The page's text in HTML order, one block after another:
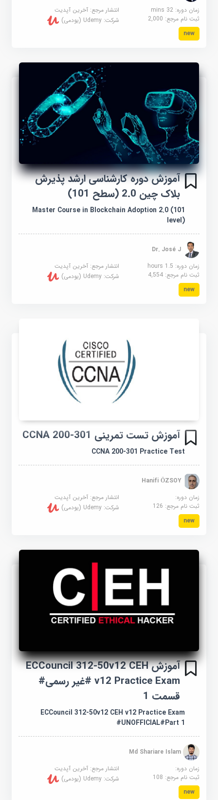
زمان دوره: 32 mins
انتشار مرجع:آخرین آپدیت
ثبت نام مرجع:2,000 شرکت:Udemy (یودمی)
new
آموزش دوره کارشناسی ارشد پذیرش
بلاک چین 2.0 (سطح 101)
Master Course in Blockchain Adoption 2.0 (101
level)
Dr. José J
زمان دوره: 1.5 hours
انتشار مرجع:آخرین آپدیت
ثبت نام مرجع:4,554 شرکت:Udemy (یودمی)
new
آموزش تست تمرینی CCNA 200-301
CCNA 200-301 Practice Test
Hanifi ÖZSOY
زمان دوره:
انتشار مرجع:آخرین آپدیت
ثبت نام مرجع:126 شرکت:Udemy (یودمی)
new
آموزش ECCouncil 312-50v12 CEH
v12 Practice Exam #غیر رسمی#
قسمت 1
ECCouncil 312-50v12 CEH v12 Practice Exam
#UNOFFICIAL#Part 1
Md Shariare Islam
زمان دوره:
انتشار مرجع:آخرین آپدیت
ثبت نام مرجع:108 شرکت:Udemy (یودمی)
new